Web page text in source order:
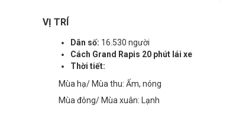
VỊ TRÍ
Dân số: 16.530 người
Cách Grand Rapis 20 phút lái xe
Thời tiết:
Mùa hạ/ Mùa thu: Ấm, nóng
Mùa đông/ Mùa xuân: Lạnh